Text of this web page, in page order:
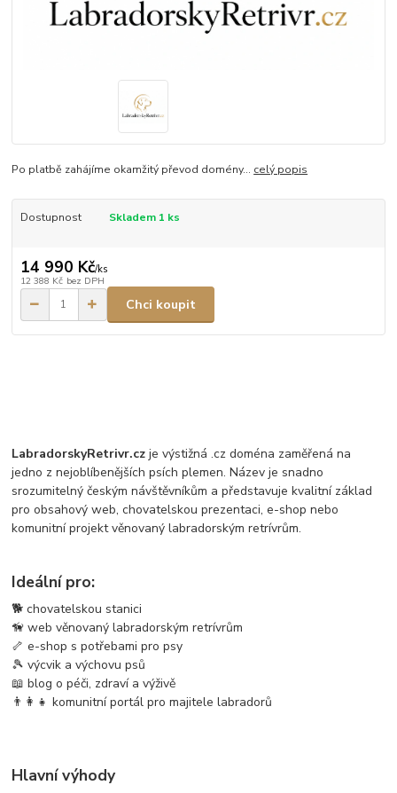
Po platbě zahájíme okamžitý převod domény... celý popis
Dostupnost Skladem 1 ks
14 990 Kč/ks
12 388 Kč bez DPH
Chci koupit
LabradorskyRetrivr.cz je výstižná .cz doména zaměřená na
jedno z nejoblíbenějších psích plemen. Název je snadno
srozumitelný českým návštěvníkům a představuje kvalitní základ
pro obsahový web, chovatelskou prezentaci, e-shop nebo
komunitní projekt věnovaný labradorským retrívrům.
Ideální pro:
🐕 chovatelskou stanici
🦮 web věnovaný labradorským retrívrům
🦴 e-shop s potřebami pro psy
🎾 výcvik a výchovu psů
📖 blog o péči, zdraví a výživě
👨‍👩‍👧 komunitní portál pro majitele labradorů
Hlavní výhody